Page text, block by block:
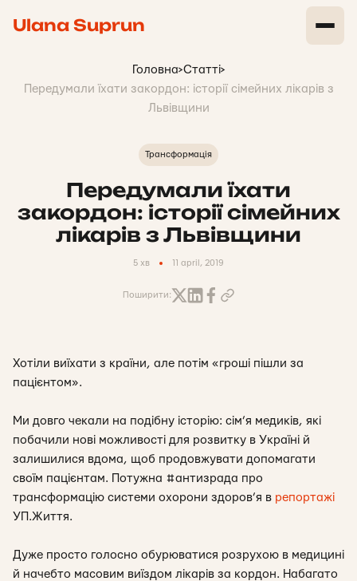
Ulana Suprun
Головна>Статті>
Передумали їхати закордон: історії сімейних лікарів з
Львівщини
Трансформація
Передумали їхати
закордон: історії сімейних
лікарів з Львівщини
5 хв 11 april, 2019
Поширити:
Хотіли виїхати з країни, але потім «гроші пішли за
пацієнтом».
Ми довго чекали на подібну історію: сім’я медиків, які
побачили нові можливості для розвитку в Україні й
залишилися вдома, щоб продовжувати допомагати
своїм пацієнтам. Потужна #антизрада про
трансформацію системи охорони здоров’я в репортажі
УП.Життя.
Дуже просто голосно обурюватися розрухою в медицині
й начебто масовим виїздом лікарів за кордон. Набагато